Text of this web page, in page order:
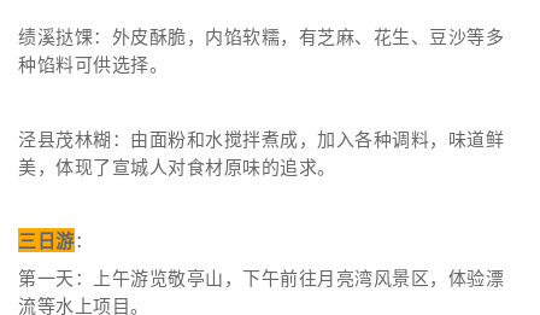
绩溪挞馃：外皮酥脆，内馅软糯，有芝麻、花生、豆沙等多
种馅料可供选择。
泾县茂林糊：由面粉和水搅拌煮成，加入各种调料，味道鲜
美，体现了宣城人对食材原味的追求。
三日游：
第一天：上午游览敬亭山，下午前往月亮湾风景区，体验漂
流等水上项目。